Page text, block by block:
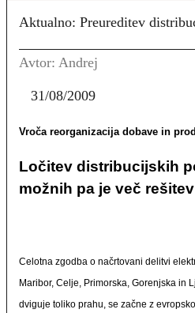
Aktualno: Preureditev
Avtor: Andrej
31/08/2009
Vroča reorganizacija dobave in
Ločitev distribucijskih
možnih pa je več rešitev
Celotna zgodba o načrtovani delitvi
Maribor, Celje, Primorska, Gorenjska in
dviguje toliko prahu, se začne z